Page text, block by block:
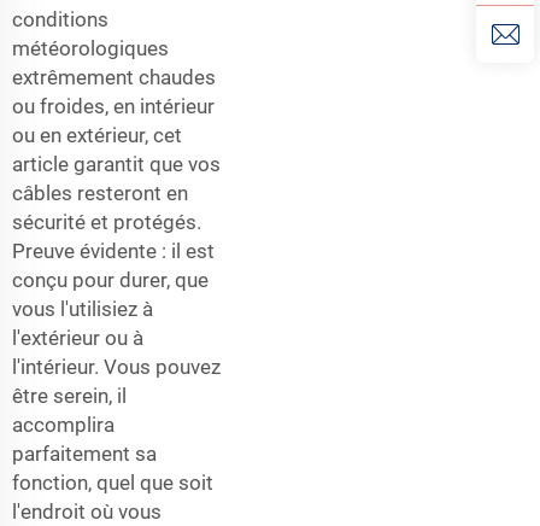
conditions
météorologiques
extrêmement chaudes
ou froides, en intérieur
ou en extérieur, cet
article garantit que vos
câbles resteront en
sécurité et protégés.
Preuve évidente : il est
conçu pour durer, que
vous l'utilisiez à
l'extérieur ou à
l'intérieur. Vous pouvez
être serein, il
accomplira
parfaitement sa
fonction, quel que soit
l'endroit où vous